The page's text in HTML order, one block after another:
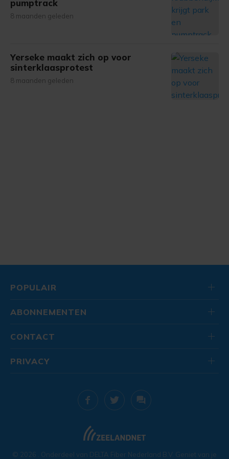
pumptrack
8 maanden geleden
Yerseke maakt zich op voor
sinterklaasprotest
8 maanden geleden
POPULAIR
ABONNEMENTEN
CONTACT
© 2026 . Onderdeel van DELTA Fiber Nederland B.V. Geniet van je
PRIVACY